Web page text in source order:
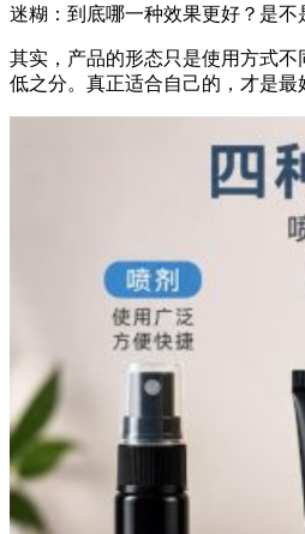
迷糊：到底哪一种效果更好？是不
其实，产品的形态只是使用方式
低之分。真正适合自己的，才是最